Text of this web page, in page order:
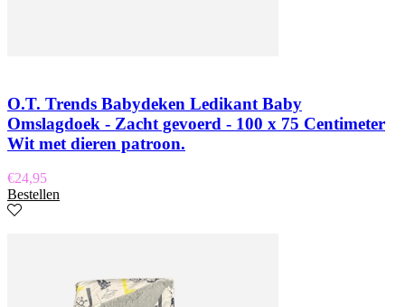
O.T. Trends Babydeken Ledikant Baby
Omslagdoek - Zacht gevoerd - 100 x 75 Centimeter
Wit met dieren patroon.
€24,95
Bestellen